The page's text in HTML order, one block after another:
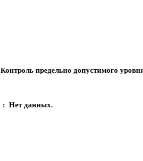
Контроль предельно допустимого
: Нет данных.